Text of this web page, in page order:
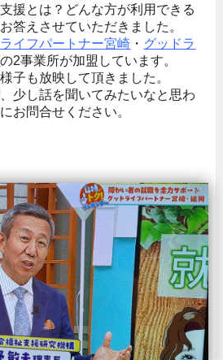
援とは？どんな方が利用できる
答えさせていただきました。
イフパートナー宮崎 ・ グッドラ
の2事業所が加盟しています。
子も放映して頂きました。
少し話を聞いてみたいなと思わ
お問合せください。